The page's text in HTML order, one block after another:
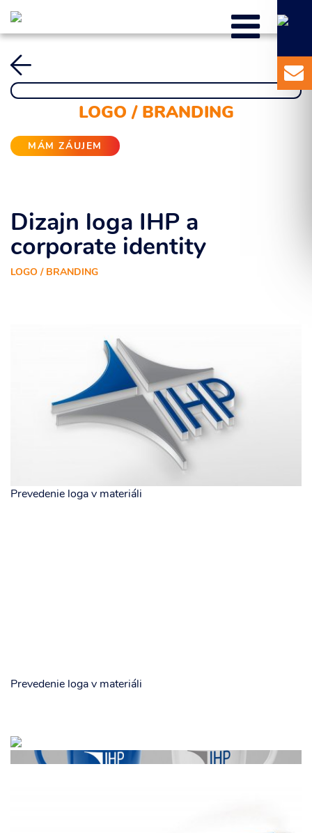
LOGO / BRANDING
MÁM ZÁUJEM
Dizajn loga IHP a
corporate identity
LOGO / BRANDING
Prevedenie loga v materiáli
Prevedenie loga v materiáli
Odoslať